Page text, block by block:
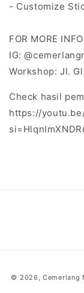
- Customize
FOR MORE INFO
IG:
Workshop: Jl.
Check hasil
https://
© 2026,Cemerlang